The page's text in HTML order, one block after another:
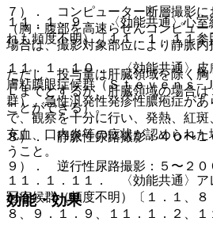
１１．１．９． 〈効能共通〉心室
れも頻度不明）〔１１．１．１１参
１１．１．１０． 〈効能共通〉皮
膚粘膜眼症候群（Ｓｔｅｖｅｎｓ−
群）、急性汎発性発疹性膿疱症が
で、観察を十分に行い、発熱、紅
充血、口内炎等の症状が認められ
うこと。
１１．１．１１． 〈効能共通〉ア
冠症候群（頻度不明）〔１．１、８
８、９．１．９、１１．１．２、１
７）． コンピューター断層撮影に
（胸・腹部を高速らせんコンピュ
場合は、撮影対象部位により静脈内
ただし、投与量は肝臓領域を除く
Ｌまでとするが、肝臓領域の場合
ことができる）。
８）． 静脈性尿路撮影：４０〜１
９）． 逆行性尿路撮影：５〜２０
効能・効果